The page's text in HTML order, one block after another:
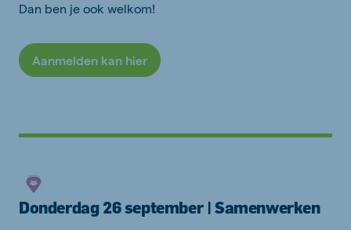
Dan ben je ook welkom!
Aanmelden kan hier
Donderdag 26 september | Samenwerken